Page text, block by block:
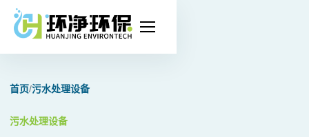
首页/污水处理设备
污水处理设备